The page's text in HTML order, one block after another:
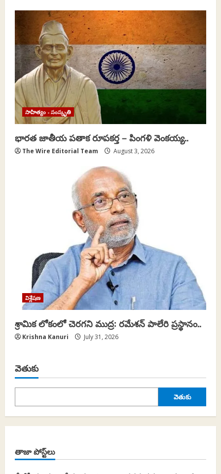
సాహిత్యం - సంస్కృతి
భారత జాతీయ పతాక రూపకర్త – పింగళి వెంకయ్య..
The Wire Editorial Team August 3, 2026
విశ్లేషణ
శ్రామిక లోకంలో చెరగని ముద్ర: రమేశన్ పాలేరి ప్రస్థానం..
Krishna Kanuri July 31, 2026
వెతుకు
వెతుకు
తాజా పోస్ట్‌లు